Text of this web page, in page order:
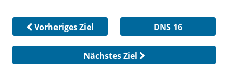
Vorheriges Ziel DNS 16
Nächstes Ziel